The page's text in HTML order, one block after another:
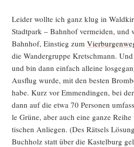
Lei­der woll­te ich ganz klug in
Stadt­park – Bahn­hof ver­mei­den, und
Bahn­hof, Ein­stieg zum
die Wan­der­grup­pe Kret­sch­mann.
und bin dann ein­fach allei­ne
Aus­flug wur­de, mit den bes­ten
habe. Kurz vor Emmen­din­gen, bei
dann auf die etwa 70 Per­so­nen
le Grü­ne, aber auch eine gan­ze
ti­schen Anlie­gen. (Des Rät­sels
Buch­holz statt über die Kas­tel­burg